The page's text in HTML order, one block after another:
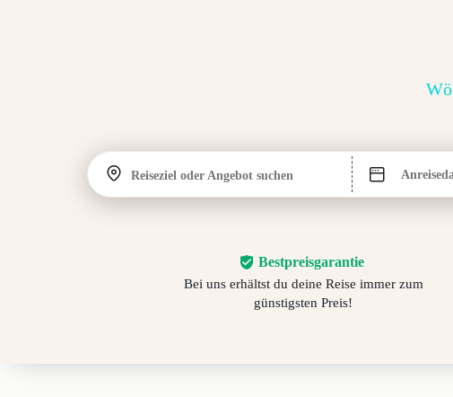
Reiseziel oder Angebot suchen
Bestpreisgarantie
Bei uns erhältst du deine Reise immer zum
günstigsten Preis!